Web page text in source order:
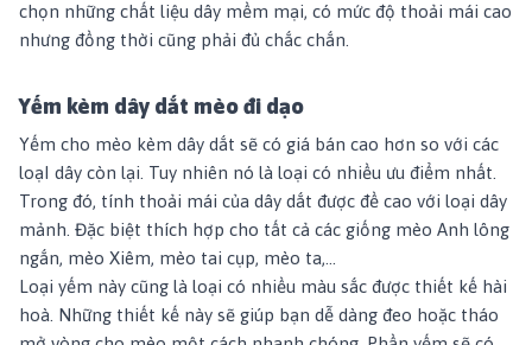
chọn những chất liệu dây mềm mại, có mức độ thoải mái cao
nhưng đồng thời cũng phải đủ chắc chắn.
Yếm kèm dây dắt mèo đi dạo
Yếm cho mèo kèm dây dắt sẽ có giá bán cao hơn so với các
loạI dây còn lại. Tuy nhiên nó là loại có nhiều ưu điểm nhất.
Trong đó, tính thoải mái của dây dắt được đề cao với loại dây
mảnh. Đặc biệt thích hợp cho tất cả các giống mèo Anh lông
ngắn, mèo Xiêm, mèo tai cụp, mèo ta,...
Loại yếm này cũng là loại có nhiều màu sắc được thiết kế hài
hoà. Những thiết kế này sẽ giúp bạn dễ dàng đeo hoặc tháo